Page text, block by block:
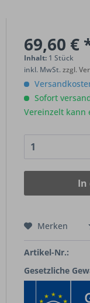
69,60 €
Inhalt: 1 Stück
inkl. MwSt.zzgl.
Sofort
Vereinzelt kann
In
Merken
Artikel-Nr.:
Gesetzliche